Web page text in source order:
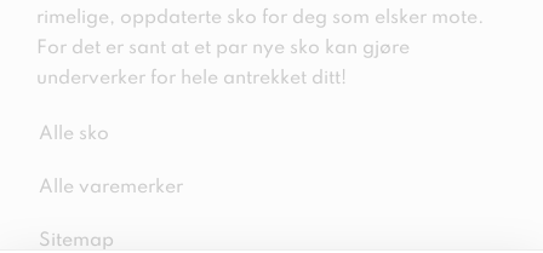
rimelige, oppdaterte sko for deg som elsker mote.
For det er sant at et par nye sko kan gjøre
underverker for hele antrekket ditt!
Alle sko
Alle varemerker
Sitemap